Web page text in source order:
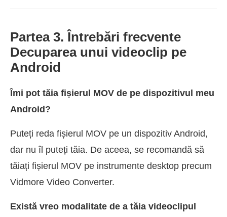
Partea 3. Întrebări frecvente
Decuparea unui videoclip pe
Android
Îmi pot tăia fișierul MOV de pe dispozitivul meu
Android?
Puteți reda fișierul MOV pe un dispozitiv Android,
dar nu îl puteți tăia. De aceea, se recomandă să
tăiați fișierul MOV pe instrumente desktop precum
Vidmore Video Converter.
Există vreo modalitate de a tăia videoclipul